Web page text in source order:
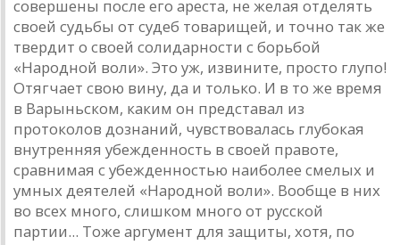
совершены после его ареста, не желая отделять
своей судьбы от судеб товарищей, и точно так же
твердит о своей солидарности с борьбой
«Народной воли». Это уж, извините, просто глупо!
Отягчает свою вину, да и только. И в то же время
в Варыньском, каким он представал из
протоколов дознаний, чувствовалась глубокая
внутренняя убежденность в своей правоте,
сравнимая с убежденностью наиболее смелых и
умных деятелей «Народной воли». Вообще в них
во всех много, слишком много от русской
партии... Тоже аргумент для защиты, хотя, по